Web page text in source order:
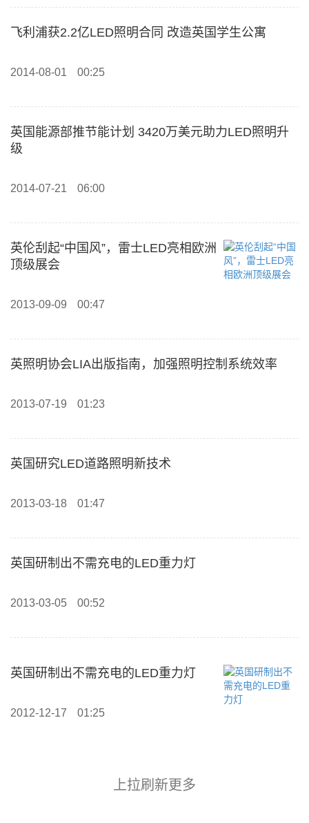
飞利浦获2.2亿LED照明合同 改造英国学生公寓
2014-08-01 00:25
英国能源部推节能计划 3420万美元助力LED照明升
级
2014-07-21 06:00
英伦刮起“中国风”，雷士LED亮相欧洲
顶级展会
2013-09-09 00:47
英照明协会LIA出版指南，加强照明控制系统效率
2013-07-19 01:23
英国研究LED道路照明新技术
2013-03-18 01:47
英国研制出不需充电的LED重力灯
2013-03-05 00:52
英国研制出不需充电的LED重力灯
2012-12-17 01:25
上拉刷新更多